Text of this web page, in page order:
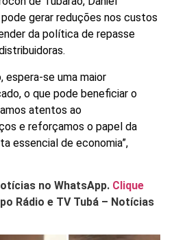
gerar reduções nos custos
da política de repasse
espera-se uma maior
o que pode beneficiar o
atentos ao
e reforçamos o papel da
essencial de economia”,
no WhatsApp. Clique
Rádio e TV Tubá – Notícias